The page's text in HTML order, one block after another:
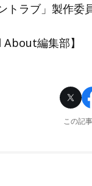
トラブ」製作委
About編集部】
この記